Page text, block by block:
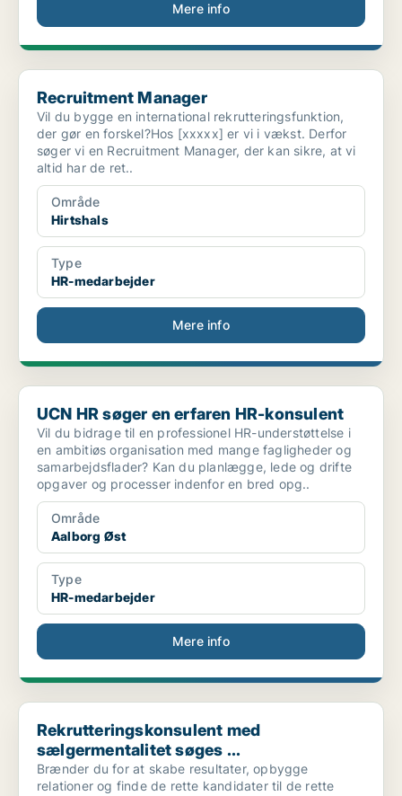
Mere info
Recruitment Manager
Recruitment Manager
Vil du bygge en international rekrutteringsfunktion,
der gør en forskel?Hos [xxxxx] er vi i vækst. Derfor
søger vi en Recruitment Manager, der kan sikre, at vi
altid har de ret..
Område
Hirtshals
Type
HR-medarbejder
Mere info
UCN HR søger en erfaren HR-konsulent
UCN HR søger en erfaren HR-konsulent
Vil du bidrage til en professionel HR-understøttelse i
en ambitiøs organisation med mange fagligheder og
samarbejdsflader? Kan du planlægge, lede og drifte
opgaver og processer indenfor en bred opg..
Område
Aalborg Øst
Type
HR-medarbejder
Mere info
Rekrutteringskonsulent med sælgermentalitet søges ...
Rekrutteringskonsulent med
sælgermentalitet søges ...
Brænder du for at skabe resultater, opbygge
relationer og finde de rette kandidater til de rette